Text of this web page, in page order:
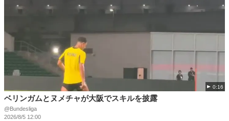
0:16
ベリンガムとヌメチャが大阪でスキルを披露
@Bundesliga
2026/8/5 12:00